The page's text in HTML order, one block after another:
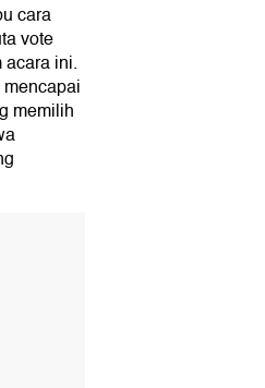
cara
vote
ini.
memilih